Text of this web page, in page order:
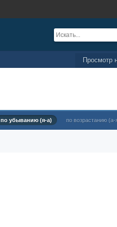
Просмотр
по убыванию (я-а) по возрастанию (а-